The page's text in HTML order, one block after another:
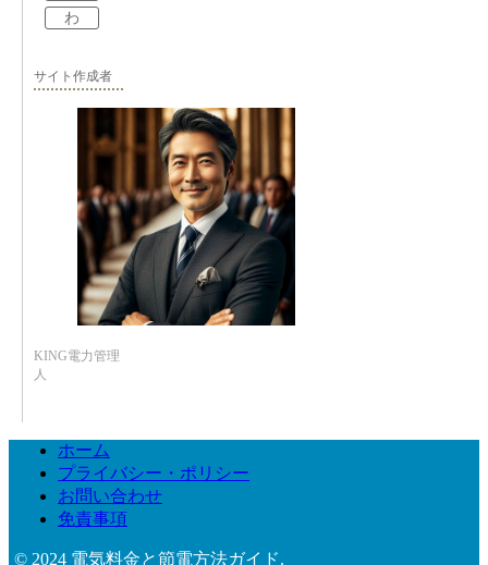
わ
サイト作成者
KING電力管理
人
ホーム
プライバシー・ポリシー
お問い合わせ
免責事項
© 2024 電気料金と節電方法ガイド.